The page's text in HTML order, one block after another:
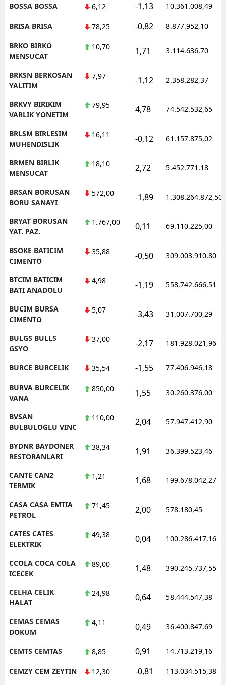
BOSSA BOSSA 6,12 -1,13 10.361.008,49
BRISA BRISA 78,25 -0,82 8.877.952,10
BRKO BIRKO
MENSUCAT
10,70 1,71 3.114.636,70
BRKSN BERKOSAN
YALITIM
7,97 -1,12 2.358.282,37
BRKVY BIRIKIM
VARLIK YONETIM
79,95 4,78 74.542.532,65
BRLSM BIRLESIM
MUHENDISLIK
16,11 -0,12 61.157.875,02
BRMEN BIRLIK
MENSUCAT
18,10 2,72 5.452.771,18
BRSAN BORUSAN
BORU SANAYI
572,00 -1,89 1.308.264.872,50
BRYAT BORUSAN
YAT. PAZ.
1.767,00 0,11 69.110.225,00
BSOKE BATICIM
CIMENTO
35,88 -0,50 309.003.910,80
BTCIM BATICIM
BATI ANADOLU
4,98 -1,19 558.742.666,51
BUCIM BURSA
CIMENTO
5,07 -3,43 31.007.700,29
BULGS BULLS
GSYO
37,00 -2,17 181.928.021,96
BURCE BURCELIK 35,54 -1,55 77.406.946,18
BURVA BURCELIK
VANA
850,00 1,55 30.260.376,00
BVSAN
BULBULOGLU VINC
110,00 2,04 57.947.412,90
BYDNR BAYDONER
RESTORANLARI
38,34 1,91 36.399.523,46
CANTE CAN2
TERMIK
1,21 1,68 199.678.042,27
CASA CASA EMTIA
PETROL
71,45 2,00 578.180,45
CATES CATES
ELEKTRIK
49,38 0,04 100.286.417,16
CCOLA COCA COLA
ICECEK
89,00 1,48 390.245.737,55
CELHA CELIK
HALAT
24,98 0,64 58.444.547,38
CEMAS CEMAS
DOKUM
4,11 0,49 36.400.847,69
CEMTS CEMTAS 8,85 0,91 14.713.219,16
CEMZY CEM ZEYTIN 12,30 -0,81 113.034.515,38